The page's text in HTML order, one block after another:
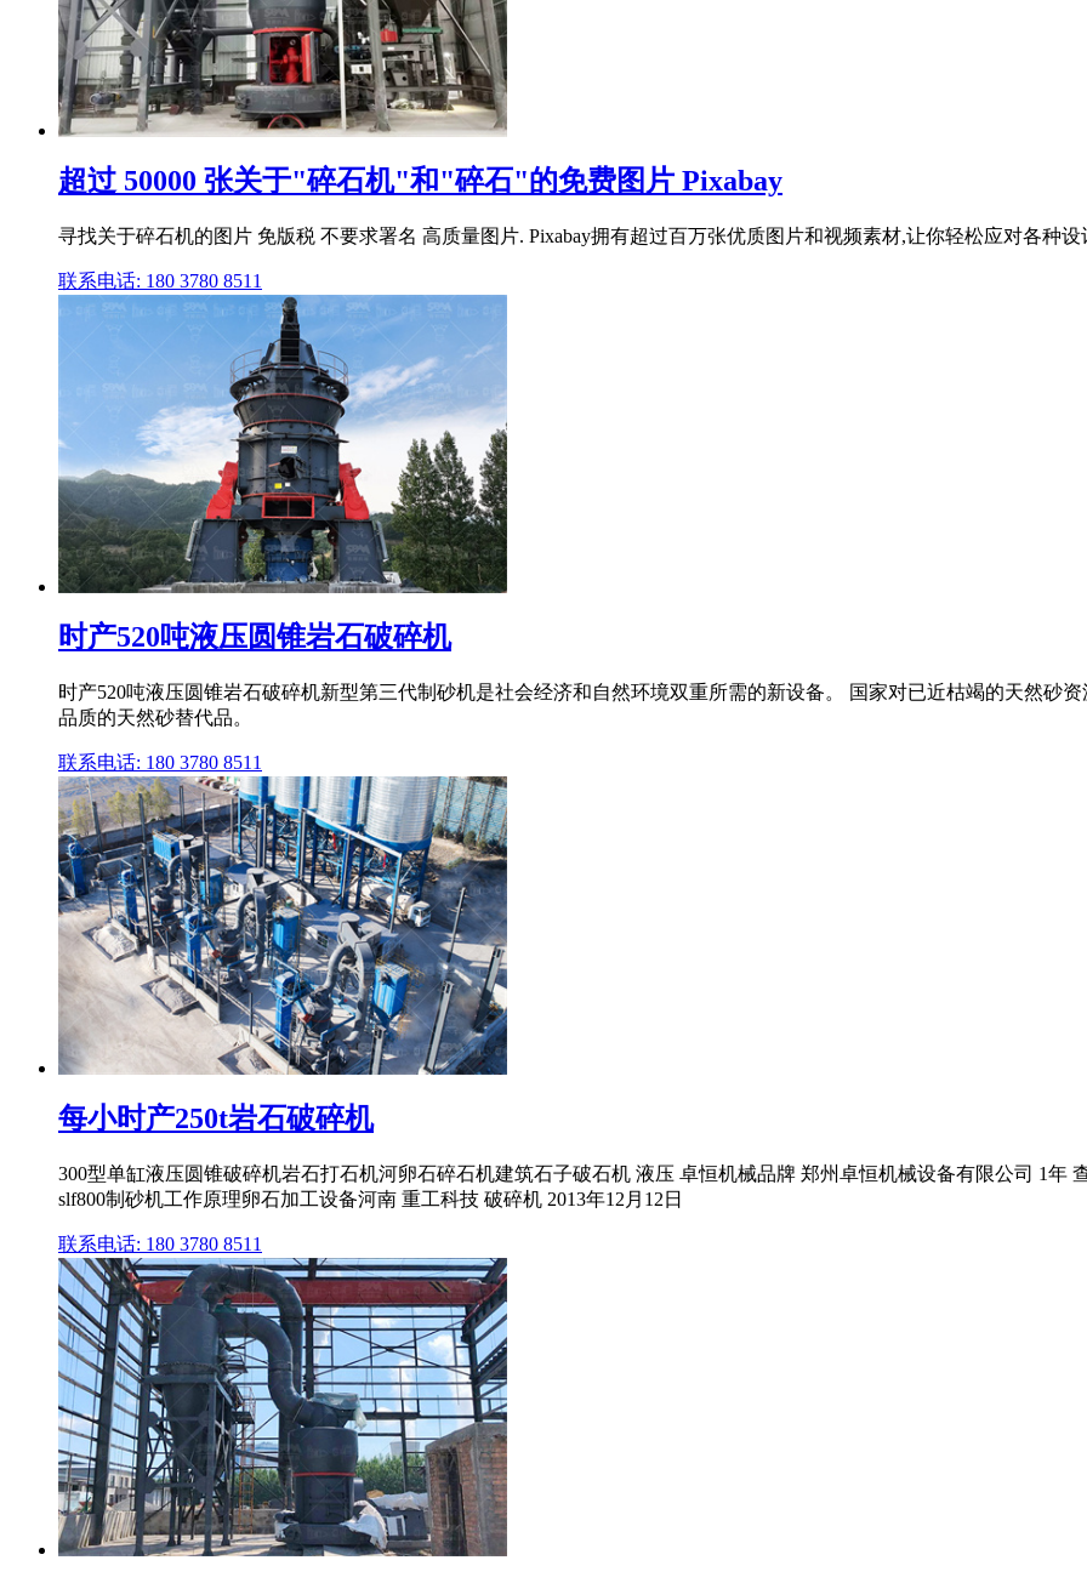
超过 50000 张关于"碎石机"和"碎石"的免费图片 Pixabay
寻找关于碎石机的图片 免版税 不要求署名 高质量图片. Pixabay拥有超过百万张优质图片和视频素材,让你轻松应对各种设
联系电话: 180 3780 8511
时产520吨液压圆锥岩石破碎机
时产520吨液压圆锥岩石破碎机新型第三代制砂机是社会经济和自然环境双重所需的新设备。 国家对已近枯竭的天然砂
品质的天然砂替代品。
联系电话: 180 3780 8511
每小时产250t岩石破碎机
300型单缸液压圆锥破碎机岩石打石机河卵石碎石机建筑石子破石机 液压 卓恒机械品牌 郑州卓恒机械设备有限公司 1年
slf800制砂机工作原理卵石加工设备河南 重工科技 破碎机 2013年12月12日
联系电话: 180 3780 8511